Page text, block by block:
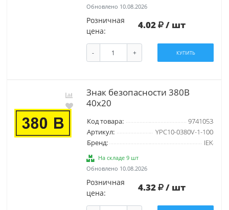
Обновлено 10.08.2026
Розничная
цена:
4.02 / шт
- + КУПИТЬ
Знак безопасности 380В
40х20
Код товара:
9741053
Артикул:
YPC10-0380V-1-100
Бренд:
IEK
На складе 9 шт
Обновлено 10.08.2026
Розничная
цена:
4.32 / шт